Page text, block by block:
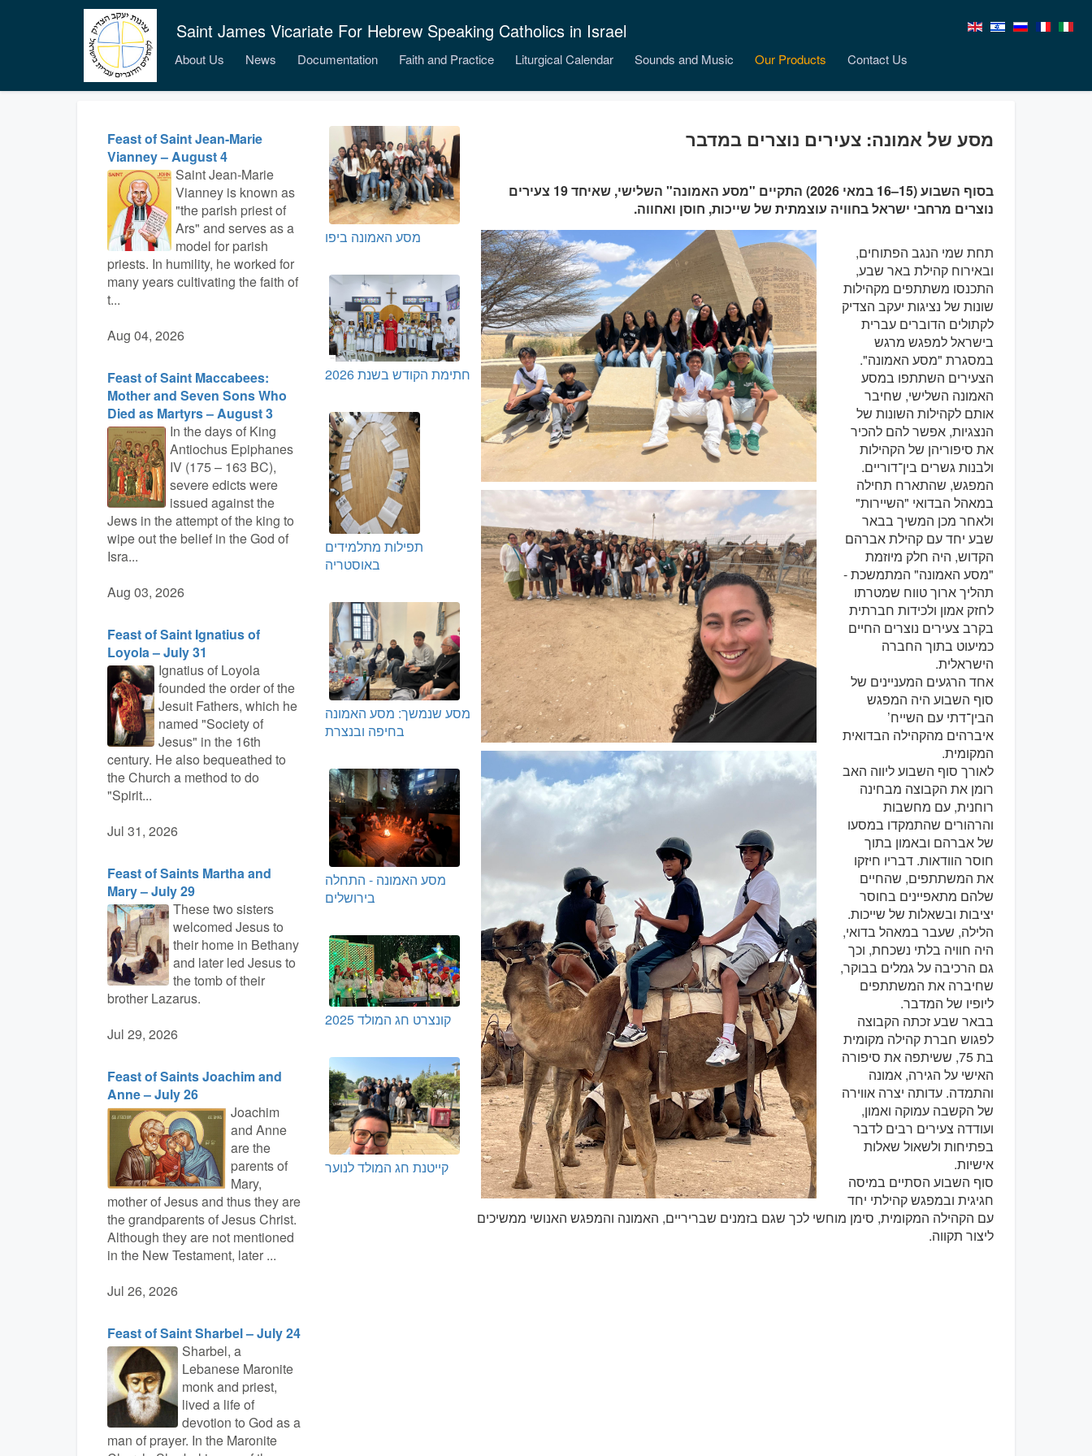
Saint James Vicariate For Hebrew Speaking Catholics in Israel
About Us News Documentation Faith and Practice Liturgical Calendar Sounds and Music Our Products Contact Us
Feast of Saint Jean-Marie
Vianney – August 4
Saint Jean-Marie
Vianney is known as
"the parish priest of
Ars" and serves as a
model for parish
priests. In humility, he worked for
many years cultivating the faith of
t...
Aug 04, 2026
Feast of Saint Maccabees:
Mother and Seven Sons Who
Died as Martyrs – August 3
In the days of King
Antiochus Epiphanes
IV (175 – 163 BC),
severe edicts were
issued against the
Jews in the attempt of the king to
wipe out the belief in the God of
Isra...
Aug 03, 2026
Feast of Saint Ignatius of
Loyola – July 31
Ignatius of Loyola
founded the order of the
Jesuit Fathers, which he
named "Society of
Jesus" in the 16th
century. He also bequeathed to
the Church a method to do
"Spirit...
Jul 31, 2026
Feast of Saints Martha and
Mary – July 29
These two sisters
welcomed Jesus to
their home in Bethany
and later led Jesus to
the tomb of their
brother Lazarus.
Jul 29, 2026
Feast of Saints Joachim and
Anne – July 26
Joachim
and Anne
are the
parents of
Mary,
mother of Jesus and thus they are
the grandparents of Jesus Christ.
Although they are not mentioned
in the New Testament, later ...
Jul 26, 2026
Feast of Saint Sharbel – July 24
Sharbel, a
Lebanese Maronite
monk and priest,
lived a life of
devotion to God as a
man of prayer. In the Maronite
מסע של אמונה: צעירים נוצרים במדבר
בסוף השבוע (15–16 במאי 2026) התקיים "מסע האמונה" השלישי, שאיחד 19 צעירים
נוצרים מרחבי ישראל בחוויה עוצמתית של שייכות, חוסן ואחווה.
תחת שמי הנגב הפתוחים,
ובאירוח קהילת באר שבע,
התכנסו משתתפים מקהילות
שונות של נציגות יעקב הצדיק
לקתולים הדוברים עברית
בישראל למפגש מרגש
במסגרת "מסע האמונה".
הצעירים השתתפו במסע
האמונה השלישי, שחיבר
אותם לקהילות השונות של
הנצגיות, אפשר להם להכיר
את סיפוריהן של הקהילות
ולבנות גשרים בין־דוריים.
המפגש, שהתארח תחילה
במאהל הבדואי "השיירות"
ולאחר מכן המשיך בבאר
שבע יחד עם קהילת אברהם
הקדוש, היה חלק מיוזמת
"מסע האמונה" המתמשכת -
תהליך ארוך טווח שמטרתו
לחזק אמון ולכידות חברתית
בקרב צעירים נוצרים החיים
כמיעוט בתוך החברה
הישראלית.
אחד הרגעים המעניינים של
סוף השבוע היה המפגש
הבין־דתי עם השייח’
איברהים מהקהילה הבדואית
המקומית.
לאורך סוף השבוע ליווה האב
רומן את הקבוצה מבחינה
רוחנית, עם מחשבות
והרהורים שהתמקדו במסעו
של אברהם ובאמון בתוך
חוסר הוודאות. דבריו חיזקו
את המשתתפים, שהחיים
שלהם מתאפיינים בחוסר
יציבות ובשאלות של שייכות.
הלילה, שעבר במאהל בדואי,
היה חוויה בלתי נשכחת, וכך
גם הרכיבה על גמלים בבוקר,
שחיברה את המשתתפים
ליופיו של המדבר.
בבאר שבע זכתה הקבוצה
לפגוש חברת קהילה מקומית
בת 75, ששיתפה את סיפורה
האישי על הגירה, אמונה
והתמדה. עדותה יצרה אווירה
של הקשבה עמוקה ואמון,
ועודדה צעירים רבים לדבר
בפתיחות ולשאול שאלות
אישיות.
סוף השבוע הסתיים במיסה
חגיגית ובמפגש קהילתי יחד
עם הקהילה המקומית, סימן מוחשי לכך שגם בזמנים שבריריים, האמונה והמפגש האנושי ממשיכים
ליצור תקווה.
מסע האמונה ביפו
חתימת הקודש בשנת 2026
תפילות מתלמידים
באוסטריה
מסע שנמשך: מסע האמונה
בחיפה ובנצרת
מסע האמונה - התחלה
בירושלים
קונצרט חג המולד 2025
קייטנת חג המולד לנוער